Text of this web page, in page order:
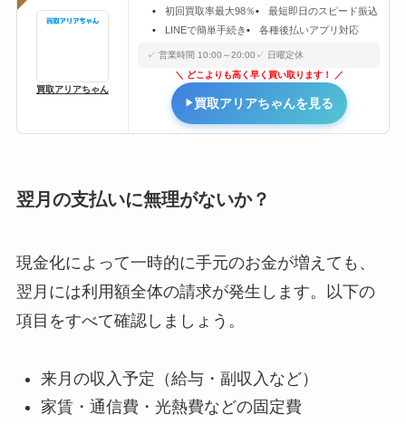
買取アリアちゃん
初回買取率最大98％
最短即日のスピード振込
LINEで簡単手続き
各種後払いアプリ対応
営業時間 10:00～20:00
日曜定休
どこよりも高く早く買い取ります！
買取アリアちゃんを見る
翌月の支払いに無理がないか？
現金化によって一時的に手元のお金が増えても、
翌月には利用額全体の請求が発生します。以下の
項目をすべて確認しましょう。
来月の収入予定（給与・副収入など）
家賃・通信費・光熱費などの固定費